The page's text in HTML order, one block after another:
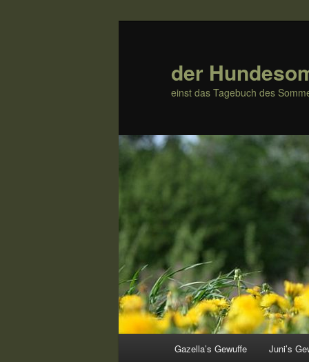
der
einst das Tagebuch des
Gazella’s Gewuffe Juni’s